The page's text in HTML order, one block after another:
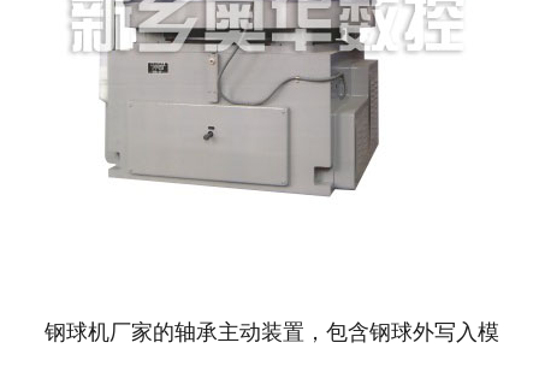
钢球机厂家的轴承主动装置，包含钢球外写入模